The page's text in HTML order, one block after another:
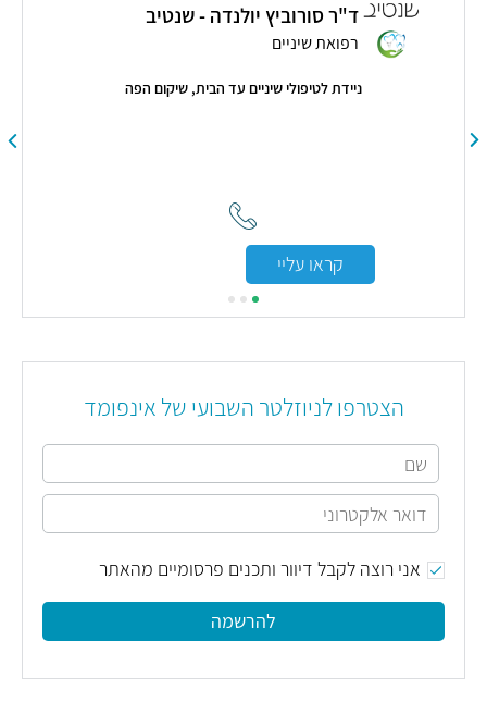
ד"ר סורוביץ יולנדה - שנטיב
רפואת שיניים
ניידת לטיפולי שיניים עד הבית, שיקום הפה
קראו עליי
הצטרפו לניוזלטר השבועי של אינפומד
אני רוצה לקבל דיוור ותכנים פרסומיים מהאתר
להרשמה